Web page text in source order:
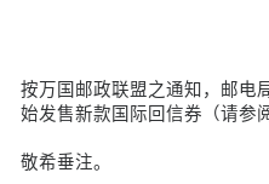
按万国邮政联盟之通知，邮电
始发售新款国际回信券（请参
敬希垂注。